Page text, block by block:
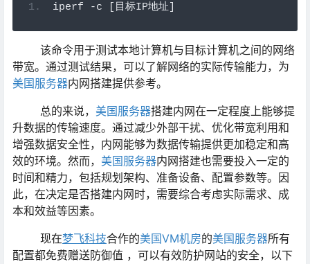
iperf -c [目标IP地址]
该命令用于测试本地计算机与目标计算机之间的网络
带宽。通过测试结果，可以了解网络的实际传输能力，为
美国服务器内网搭建提供参考。
总的来说， 美国服务器搭建内网在一定程度上能够提
升数据的传输速度。通过减少外部干扰、优化带宽利用和
增强数据安全性，内网能够为数据传输提供更加稳定和高
效的环境。然而， 美国服务器内网搭建也需要投入一定的
时间和精力，包括规划架构、准备设备、配置参数等。因
此，在决定是否搭建内网时，需要综合考虑实际需求、成
本和效益等因素。
现在梦飞科技合作的美国VM机房的美国服务器所有
配置都免费赠送防御值 ，可以有效防护网站的安全，以下